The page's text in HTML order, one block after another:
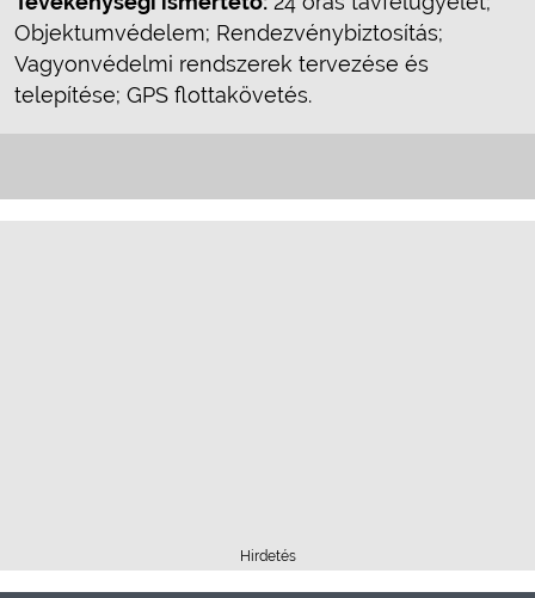
Objektumvédelem; Rendezvénybiztosítás;
Vagyonvédelmi rendszerek tervezése és
telepítése; GPS flottakövetés.
Hirdetés